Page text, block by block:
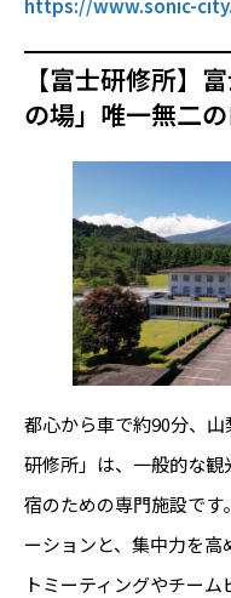
https://www.sonic-
【富士研修所】
の場」唯一無二
都心から車で約90分、
研修所」は、一般的な
宿のための専門施設で
ーションと、集中力を
トミーティングやチー